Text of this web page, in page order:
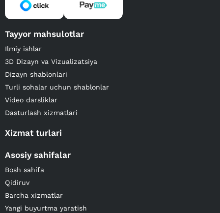
Tayyor mahsulotlar
Ilmiy ishlar
3D Dizayn va Vizualizatsiya
Dizayn shablonlari
Turli sohalar uchun shablonlar
Video darsliklar
Dasturlash xizmatlari
Xizmat turlari
Asosiy sahifalar
Bosh sahifa
Qidiruv
Barcha xizmatlar
Yangi buyurtma yaratish